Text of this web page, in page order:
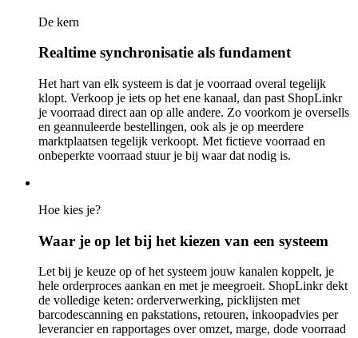
De kern
Realtime synchronisatie als fundament
Het hart van elk systeem is dat je voorraad overal tegelijk
klopt. Verkoop je iets op het ene kanaal, dan past ShopLinkr
je voorraad direct aan op alle andere. Zo voorkom je oversells
en geannuleerde bestellingen, ook als je op meerdere
marktplaatsen tegelijk verkoopt. Met fictieve voorraad en
onbeperkte voorraad stuur je bij waar dat nodig is.
Hoe kies je?
Waar je op let bij het kiezen van een systeem
Let bij je keuze op of het systeem jouw kanalen koppelt, je
hele orderproces aankan en met je meegroeit. ShopLinkr dekt
de volledige keten: orderverwerking, picklijsten met
barcodescanning en pakstations, retouren, inkoopadvies per
leverancier en rapportages over omzet, marge, dode voorraad